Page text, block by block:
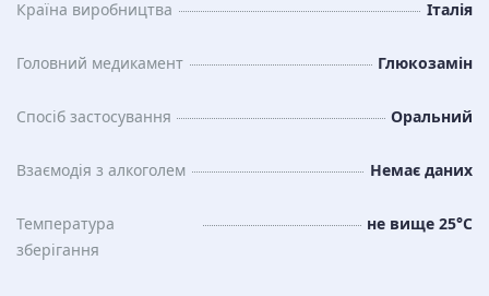
Країна виробництва Італія
Головний медикамент Глюкозамін
Спосіб застосування Оральний
Взаємодія з алкоголем Немає даних
Температура
зберiгання
не вище 25°C